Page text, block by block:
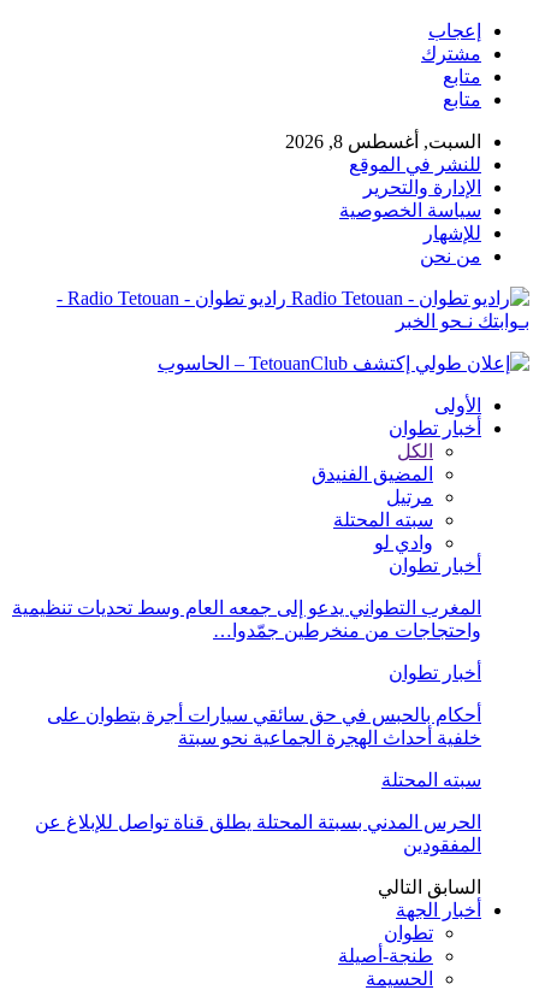
إعجاب
مشترك
متابع
متابع
السبت, أغسطس 8, 2026
للنشر في الموقع
الإدارة والتحرير
سياسة الخصوصية
للإشهار
من نحن
راديو تطوان - Radio Tetouan -
بـوابتك نـحو الخبر
الأولى
أخبار تطوان
الكل
المضيق الفنيدق
مرتيل
سبته المحتلة
وادي لو
أخبار تطوان
المغرب التطواني يدعو إلى جمعه العام وسط تحديات تنظيمية
واحتجاجات من منخرطين جمّدوا…
أخبار تطوان
أحكام بالحبس في حق سائقي سيارات أجرة بتطوان على
خلفية أحداث الهجرة الجماعية نحو سبتة
سبته المحتلة
الحرس المدني بسبتة المحتلة يطلق قناة تواصل للإبلاغ عن
المفقودين
السابق التالي
أخبار الجهة
تطوان
طنجة-أصيلة
الحسيمة